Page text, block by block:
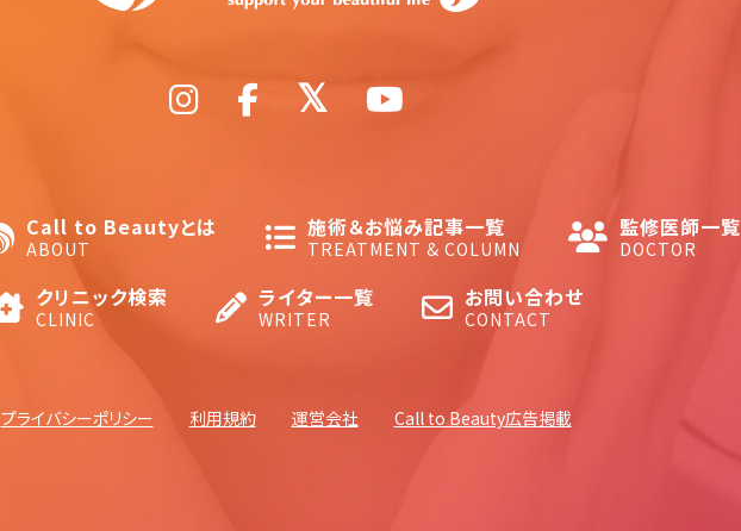
Call to Beautyとは
ABOUT
施術＆お悩み記事一覧
TREATMENT & COLUMN
監修医師一覧
DOCTOR
クリニック検索
CLINIC
ライター一覧
WRITER
お問い合わせ
CONTACT
プライバシーポリシー 利用規約 運営会社 Call to Beauty広告掲載